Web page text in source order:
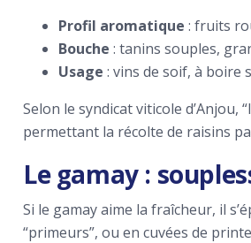
Profil aromatique : fruits
Bouche : tanins souples,
Usage : vins de soif, à boire
Selon le syndicat viticole
permettant la récolte de raisins
Le gamay :
Si le gamay aime la fraîcheur, il
“primeurs”, ou en cuvées de